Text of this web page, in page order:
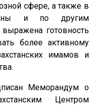
сфере, а также в
и по другим
готовность
более активному
имамов и
Меморандум о
Центром